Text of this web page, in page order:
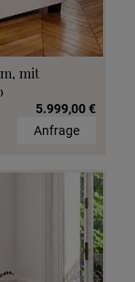
mit
5.999,00 €
Anfrage